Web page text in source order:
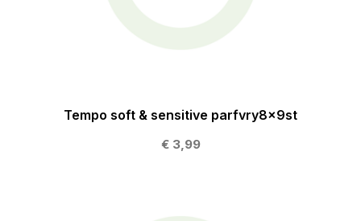
Tempo soft & sensitive parfvry8x9st
€ 3,99